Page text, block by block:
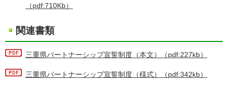
（pdf:710Kb）
関連書類
三重県パートナーシップ宣誓制度（本文）（pdf:227kb）
三重県パートナーシップ宣誓制度（様式）（pdf:342kb）